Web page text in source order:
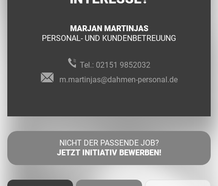
MARJAN MARTINJAS
PERSONAL- UND KUNDENBETREUUNG
Tel.: 02151 9852032
m.martinjas@dahmen-personal.de
NICHT DER PASSENDE JOB?
JETZT INITIATIV BEWERBEN!